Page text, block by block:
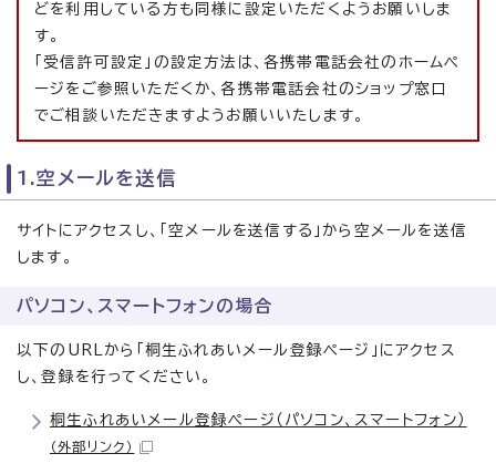
どを利用している方も同様に設定いただくようお願いしま
す。
「受信許可設定」の設定方法は、各携帯電話会社のホームペ
ージをご参照いただくか、各携帯電話会社のショップ窓口
でご相談いただきますようお願いいたします。
1.空メールを送信
サイトにアクセスし、「空メールを送信する」から空メールを送信
します。
パソコン、スマートフォンの場合
以下のURLから「桐生ふれあいメール登録ページ」にアクセス
し、登録を行ってください。
桐生ふれあいメール登録ページ（パソコン、スマートフォン）
（外部リンク）